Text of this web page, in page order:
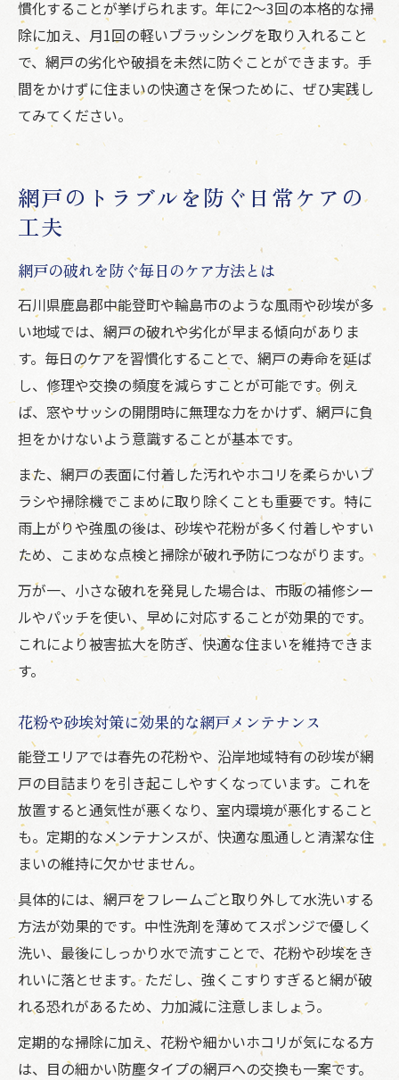
慣化することが挙げられます。年に2～3回の本格的な掃
除に加え、月1回の軽いブラッシングを取り入れること
で、網戸の劣化や破損を未然に防ぐことができます。手
間をかけずに住まいの快適さを保つために、ぜひ実践し
てみてください。
網戸のトラブルを防ぐ日常ケアの
工夫
網戸の破れを防ぐ毎日のケア方法とは
石川県鹿島郡中能登町や輪島市のような風雨や砂埃が多
い地域では、網戸の破れや劣化が早まる傾向がありま
す。毎日のケアを習慣化することで、網戸の寿命を延ば
し、修理や交換の頻度を減らすことが可能です。例え
ば、窓やサッシの開閉時に無理な力をかけず、網戸に負
担をかけないよう意識することが基本です。
また、網戸の表面に付着した汚れやホコリを柔らかいブ
ラシや掃除機でこまめに取り除くことも重要です。特に
雨上がりや強風の後は、砂埃や花粉が多く付着しやすい
ため、こまめな点検と掃除が破れ予防につながります。
万が一、小さな破れを発見した場合は、市販の補修シー
ルやパッチを使い、早めに対応することが効果的です。
これにより被害拡大を防ぎ、快適な住まいを維持できま
す。
花粉や砂埃対策に効果的な網戸メンテナンス
能登エリアでは春先の花粉や、沿岸地域特有の砂埃が網
戸の目詰まりを引き起こしやすくなっています。これを
放置すると通気性が悪くなり、室内環境が悪化すること
も。定期的なメンテナンスが、快適な風通しと清潔な住
まいの維持に欠かせません。
具体的には、網戸をフレームごと取り外して水洗いする
方法が効果的です。中性洗剤を薄めてスポンジで優しく
洗い、最後にしっかり水で流すことで、花粉や砂埃をき
れいに落とせます。ただし、強くこすりすぎると網が破
れる恐れがあるため、力加減に注意しましょう。
定期的な掃除に加え、花粉や細かいホコリが気になる方
は、目の細かい防塵タイプの網戸への交換も一案です。